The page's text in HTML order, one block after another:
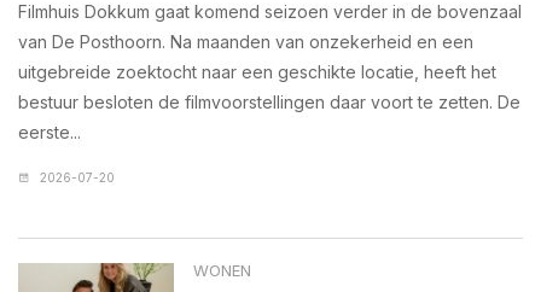
Filmhuis Dokkum gaat komend seizoen verder in de bovenzaal
van De Posthoorn. Na maanden van onzekerheid en een
uitgebreide zoektocht naar een geschikte locatie, heeft het
bestuur besloten de filmvoorstellingen daar voort te zetten. De
eerste...
2026-07-20
WONEN